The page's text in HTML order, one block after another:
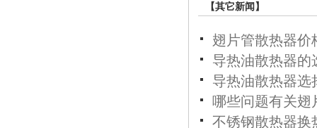
【其它新闻】
翅片管散热器价
导热油散热器的
导热油散热器选
哪些问题有关翅
不锈钢散热器换